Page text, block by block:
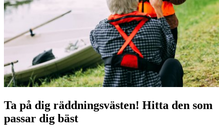
Ta på dig räddningsvästen! Hitta den som
passar dig bäst